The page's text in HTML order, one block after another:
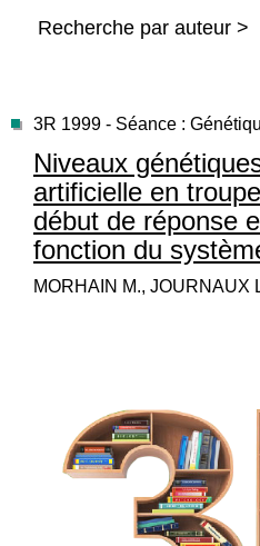
Recherche par auteur >
3R 1999 - Séance :
Niveaux
artificielle en
début de réponse
fonction du
MORHAIN M., JOURNAUX